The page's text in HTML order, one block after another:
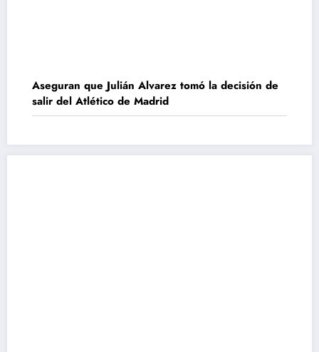
Aseguran que Julián Alvarez tomó la decisión de
salir del Atlético de Madrid